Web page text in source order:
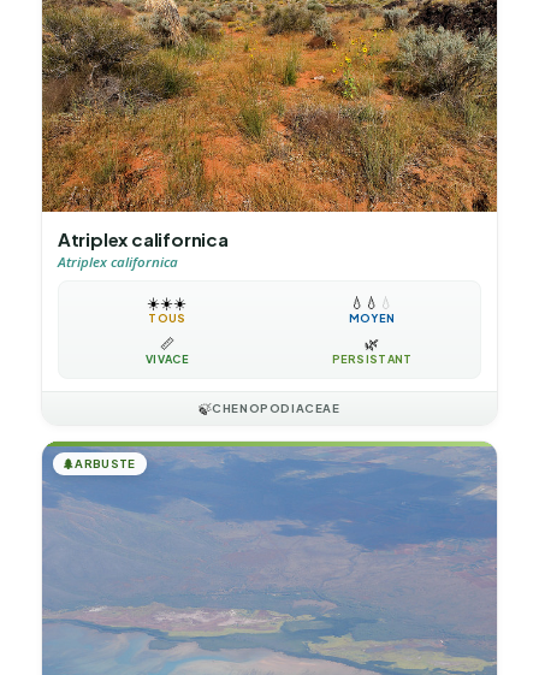
Atriplex californica
Atriplex californica
☀️☀️☀️
TOUS
💧 💧 💧
MOYEN
📏
VIVACE
🌿
PERSISTANT
🍃CHENOPODIACEAE
🌲ARBUSTE